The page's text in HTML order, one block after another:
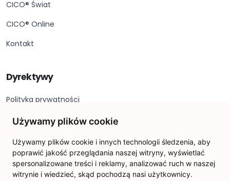
Używamy plików cookie
Używamy plików cookie i innych technologii śledzenia, aby
poprawić jakość przeglądania naszej witryny, wyświetlać
spersonalizowane treści i reklamy, analizować ruch w naszej
witrynie i wiedzieć, skąd pochodzą nasi użytkownicy.
CICO® Świat
CICO® Online
Kontakt
Dyrektywy
Polityka prywatności
Stopka redakcyjna
Deklaracja dostępności
Ustawienia plików cookie